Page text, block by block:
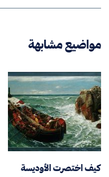
مواضيع مشابهة
كيف اختصرت الأوديسة